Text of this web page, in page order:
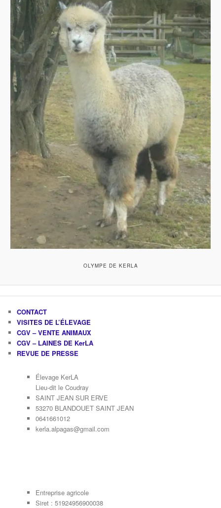
OLYMPE DE KERLA
CONTACT
VISITES DE L’ÉLEVAGE
CGV – VENTE ANIMAUX
CGV – LAINES DE KerLA
REVUE DE PRESSE
Élevage KerLA
Lieu-dit le Coudray
SAINT JEAN SUR ERVE
53270 BLANDOUET SAINT JEAN
0641661012
kerla.alpagas@gmail.com
Entreprise agricole
Siret : 51924956900038